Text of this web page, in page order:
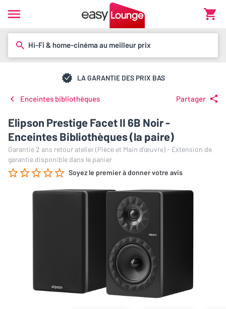
Hi-Fi & home-cinéma au meilleur prix
LA GARANTIE DES PRIX BAS
Enceintes bibliothèques Partager
Elipson Prestige Facet II 6B Noir -
Enceintes Bibliothèques (la paire)
Garantie 2 ans retour atelier (Pièce et Main d’œuvre) - Extension de
garantie disponible dans le panier
Soyez le premier à donner votre avis